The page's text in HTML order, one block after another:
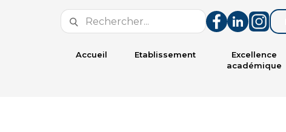
Accueil Etablissement
Excellence
académique